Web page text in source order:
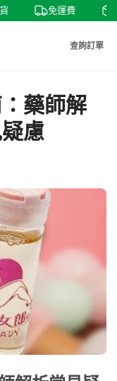
免運費
查詢訂單
藥師解
慮